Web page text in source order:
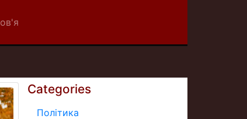
Categories
Політика